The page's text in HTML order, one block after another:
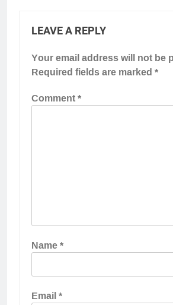
LEAVE A REPLY
Your email address will not be
Required fields are marked*
Comment*
Name*
Email*